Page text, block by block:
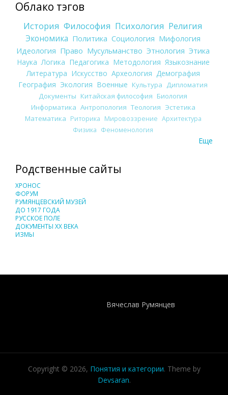
Облако тэгов
История Философия Психология Религия
Экономика Политика Социология Мифология
Идеология Право Мусульманство Этнология Этика
Наука Логика Педагогика Методология Языкознание
Литература Искусство Археология Демография
География Экология Военные Культура
Дипломатия
Документы Китайская философия Биология
Информатика Антропология Теология Эстетика
Математика Риторика Мировоззрение Архитектура
Физика Феноменология
Еще
Родственные сайты
ХРОНОС
ФОРУМ
РУМЯНЦЕВСКИЙ МУЗЕЙ
ДО 1917 ГОДА
РУССКОЕ ПОЛЕ
ДОКУМЕНТЫ XX ВЕКА
ИЗМЫ
Вячеслав Румянцев
Copyright © 2026, Понятия и категории. Theme by
Devsaran.